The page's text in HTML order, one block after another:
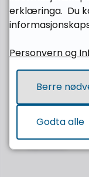
Bedrift
Hjelp og
Ofte stilte
Kontakt
Hittegods
Refusjon
Nyheiter
erklæringa. Du
Personvern og
Berre
Godta alle